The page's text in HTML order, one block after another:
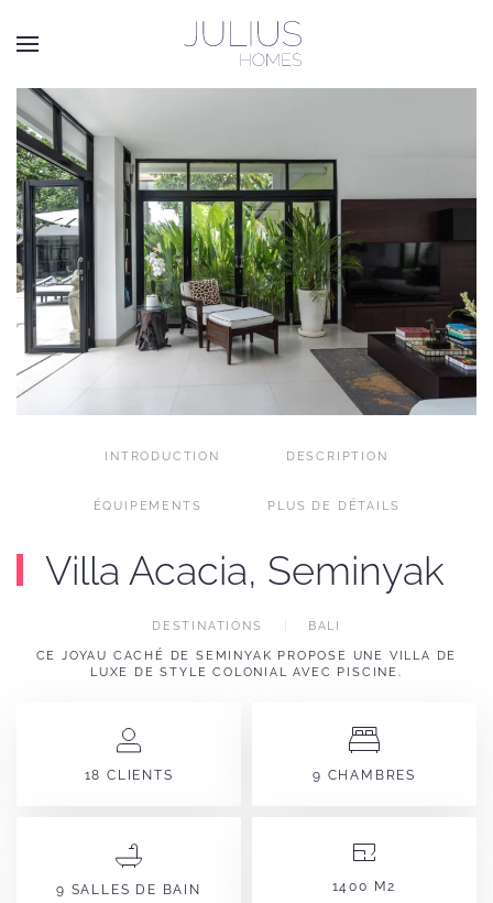
Passer au contenu principal
INTRODUCTION DESCRIPTION
ÉQUIPEMENTS PLUS DE DÉTAILS
Villa Acacia, Seminyak
DESTINATIONS BALI
CE JOYAU CACHÉ DE SEMINYAK PROPOSE UNE VILLA DE
LUXE DE STYLE COLONIAL AVEC PISCINE.
18 CLIENTS 9 CHAMBRES
9 SALLES DE BAIN 1400 M2